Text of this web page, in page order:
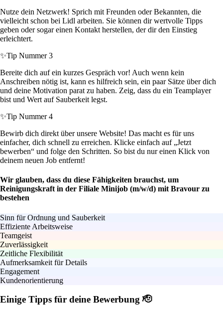
Nutze dein Netzwerk! Sprich mit Freunden oder Bekannten, die
vielleicht schon bei Lidl arbeiten. Sie können dir wertvolle Tipps
geben oder sogar einen Kontakt herstellen, der dir den Einstieg
erleichtert.
✨Tip Nummer 3
Bereite dich auf ein kurzes Gespräch vor! Auch wenn kein
Anschreiben nötig ist, kann es hilfreich sein, ein paar Sätze über dich
und deine Motivation parat zu haben. Zeig, dass du ein Teamplayer
bist und Wert auf Sauberkeit legst.
✨Tip Nummer 4
Bewirb dich direkt über unsere Website! Das macht es für uns
einfacher, dich schnell zu erreichen. Klicke einfach auf „Jetzt
bewerben“ und folge den Schritten. So bist du nur einen Klick von
deinem neuen Job entfernt!
Wir glauben, dass du diese Fähigkeiten brauchst, um
Reinigungskraft in der Filiale Minijob (m/w/d) mit Bravour zu
bestehen
Sinn für Ordnung und Sauberkeit
Effiziente Arbeitsweise
Teamgeist
Zuverlässigkeit
Zeitliche Flexibilität
Aufmerksamkeit für Details
Engagement
Kundenorientierung
Einige Tipps für deine Bewerbung 🫡